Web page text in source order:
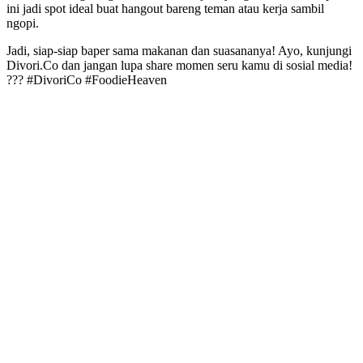
ini jadi spot ideal buat hangout bareng teman atau kerja sambil
ngopi.
Jadi, siap-siap baper sama makanan dan suasananya! Ayo, kunjungi
Divori.Co dan jangan lupa share momen seru kamu di sosial media!
??? #DivoriCo #FoodieHeaven